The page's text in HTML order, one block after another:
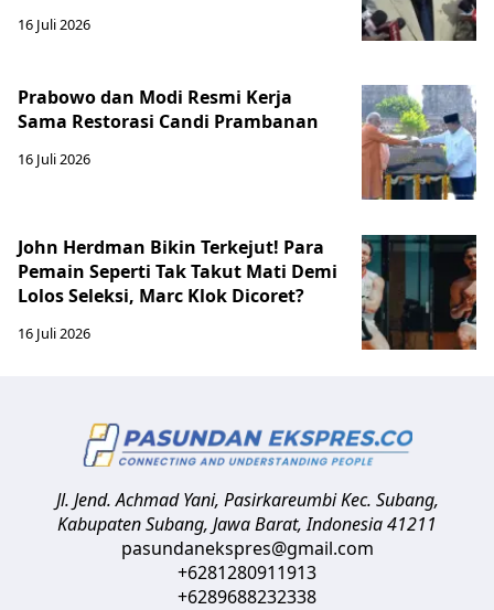
16 Juli 2026
Prabowo dan Modi Resmi Kerja
Sama Restorasi Candi Prambanan
16 Juli 2026
John Herdman Bikin Terkejut! Para
Pemain Seperti Tak Takut Mati Demi
Lolos Seleksi, Marc Klok Dicoret?
16 Juli 2026
Jl. Jend. Achmad Yani, Pasirkareumbi Kec. Subang,
Kabupaten Subang, Jawa Barat,Indonesia41211
pasundanekspres@gmail.com
+6281280911913
+6289688232338